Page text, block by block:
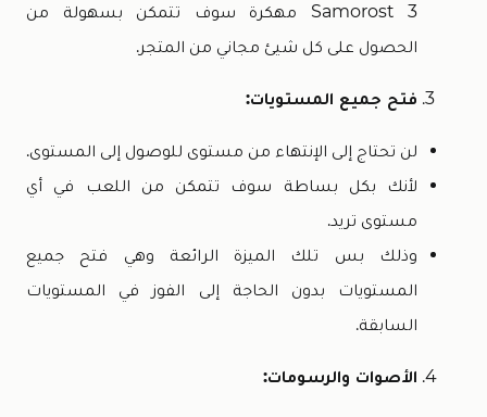
Samorost 3 مهكرة سوف تتمكن بسهولة من
الحصول على كل شيئ مجاني من المتجر.
فتح جميع المستويات:
لن تحتاج إلى الإنتهاء من مستوى للوصول إلى المستوى.
لأنك بكل بساطة سوف تتمكن من اللعب في أي
مستوى تريد.
وذلك بس تلك الميزة الرائعة وهي فتح جميع
المستويات بدون الحاجة إلى الفوز في المستويات
السابقة.
الأصوات والرسومات: